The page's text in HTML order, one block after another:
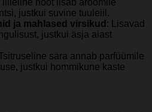
justkui suvine tuuleiil.
ja mahlased virsikud : Lisavad
justkui äsja aiast
sära annab parfüümile
justkui hommikune kaste